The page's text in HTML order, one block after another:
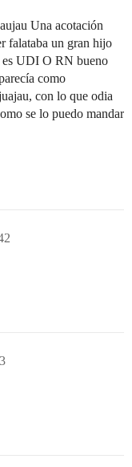
Una acotación
falataba un gran hijo
es UDI O RN bueno
como
con lo que odia
se lo puedo mandar